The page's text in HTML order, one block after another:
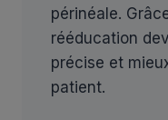
périnéale.
rééducation
précise et
patient.